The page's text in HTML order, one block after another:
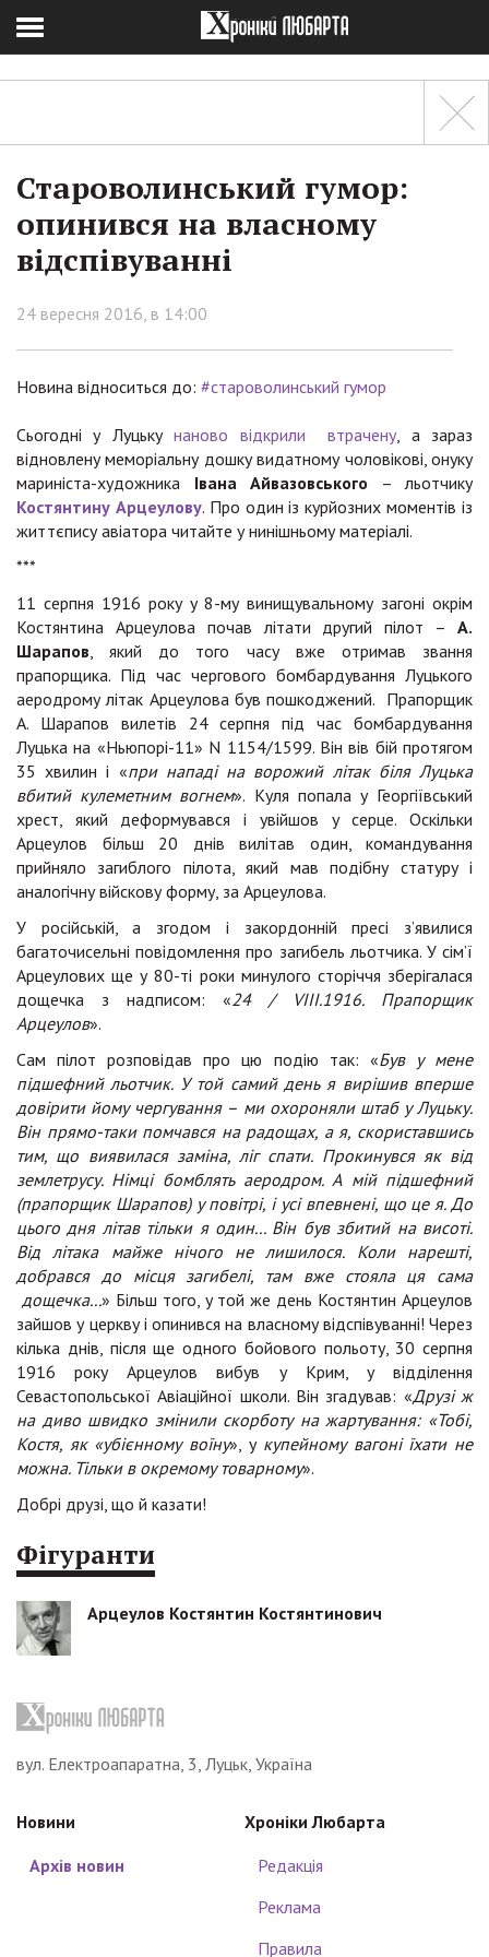
Староволинський гумор:
опинився на власному
відспівуванні
24 вересня 2016, в 14:00
Новина відноситься до: #староволинський гумор
Сьогодні у Луцькунаново відкрили втрачену, а зараз
відновлену меморіальну дошку видатному чоловікові, онуку
мариніста-художника Івана Айвазовського – льотчику
Костянтину Арцеулову. Про один із курйозних моментів із
життєпису авіатора читайте у нинішньому матеріалі.
***
11 серпня 1916 року у 8-му винищувальному загоні окрім
Костянтина Арцеулова почав літати другий пілот – А.
Шарапов, який до того часу вже отримав звання
прапорщика. Під час чергового бомбардування Луцького
аеродрому літак Арцеулова був пошкоджений. Прапорщик
А. Шарапов вилетів 24 серпня під час бомбардування
Луцька на «Ньюпорі-11» N 1154/1599. Він вів бій протягом
35 хвилин і «при нападі на ворожий літак біля Луцька
вбитий кулеметним вогнем». Куля попала у Георгіївський
хрест, який деформувався і увійшов у серце. Оскільки
Арцеулов більш 20 днів вилітав один, командування
прийняло загиблого пілота, який мав подібну статуру і
аналогічну війскову форму, за Арцеулова.
У російській, а згодом і закордонній пресі з’явилися
багаточисельні повідомлення про загибель льотчика. У сім’ї
Арцеулових ще у 80-ті роки минулого сторіччя зберігалася
дощечка з надписом: «24 / VIII.1916. Прапорщик
Арцеулов».
Сам пілот розповідав про цю подію так: «Був у мене
підшефний льотчик. У той самий день я вирішив вперше
довірити йому чергування – ми охороняли штаб у Луцьку.
Він прямо-таки помчався на радощах, а я, скориставшись
тим, що виявилася заміна, ліг спати. Прокинувся як від
землетрусу. Німці бомблять аеродром. А мій підшефний
(прапорщик Шарапов) у повітрі, і усі впевнені, що це я. До
цього дня літав тільки я один...Він був збитий на висоті.
Від літака майже нічого не лишилося. Коли нарешті,
добрався до місця загибелі, там вже стояла ця сама
дощечка...» Більш того, у той же день Костянтин Арцеулов
зайшов у церкву і опинився на власному відспівуванні! Через
кілька днів, після ще одного бойового польоту, 30 серпня
1916 року Арцеулов вибув у Крим, у відділення
Севастопольської Авіаційної школи. Він згадував: «Друзі ж
на диво швидко змінили скорботу на жартування: «Тобі,
Костя, як «убієнному воїну», у купейному вагоні їхати не
можна. Тільки в окремому товарному».
Добрі друзі, що й казати!
Фігуранти
Арцеулов Костянтин Костянтинович
вул. Електроапаратна, 3, Луцьк, Україна
Новини
Архів новин
Хроніки Любарта
Редакція
Реклама
Правила